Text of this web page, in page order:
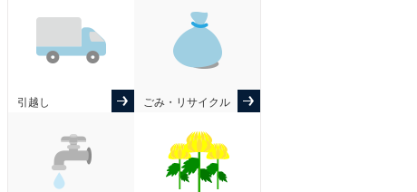
引越し ごみ・リサイクル